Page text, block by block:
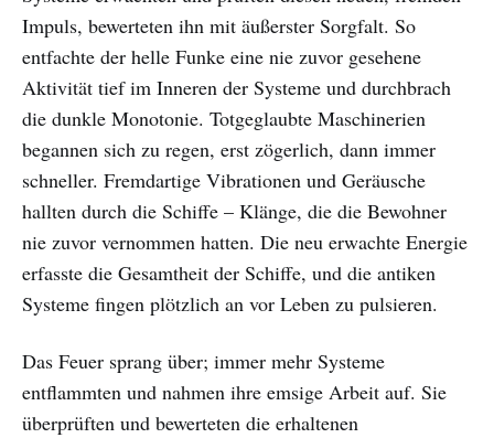
Impuls, bewerteten ihn mit äußerster Sorgfalt. So
entfachte der helle Funke eine nie zuvor gesehene
Aktivität tief im Inneren der Systeme und durchbrach
die dunkle Monotonie. Totgeglaubte Maschinerien
begannen sich zu regen, erst zögerlich, dann immer
schneller. Fremdartige Vibrationen und Geräusche
hallten durch die Schiffe – Klänge, die die Bewohner
nie zuvor vernommen hatten. Die neu erwachte Energie
erfasste die Gesamtheit der Schiffe, und die antiken
Systeme fingen plötzlich an vor Leben zu pulsieren.
Das Feuer sprang über; immer mehr Systeme
entflammten und nahmen ihre emsige Arbeit auf. Sie
überprüften und bewerteten die erhaltenen